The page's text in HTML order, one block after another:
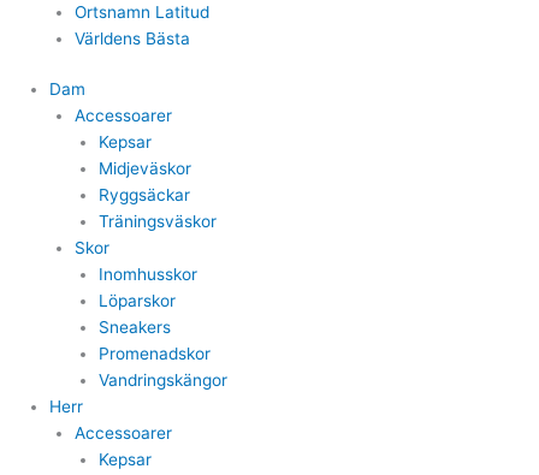
Ortsnamn Latitud
Världens Bästa
Dam
Accessoarer
Kepsar
Midjeväskor
Ryggsäckar
Träningsväskor
Skor
Inomhusskor
Löparskor
Sneakers
Promenadskor
Vandringskängor
Herr
Accessoarer
Kepsar